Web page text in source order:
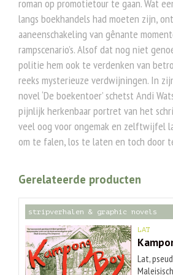
roman op promotietour te gaan. Wat
langs boekhandels had moeten zijn,
aaneenschakeling van gênante
rampscenario’s. Alsof dat nog niet
politie hem ook te verdenken van
reeks mysterieuze verdwijningen. In
novel ‘De boekentoer’ schetst Andi
pijnlijk herkenbaar portret van het
veel oog voor ongemak en zelftwijfel
om te falen, los te laten en toch door
Gerelateerde producten
stripverhalen & graphic novels
LAT
Lat,